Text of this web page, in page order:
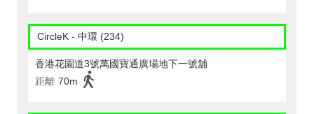
CircleK - 中環 (234)
香港花園道3號萬國寶通廣場地下一號舖
距離 70m